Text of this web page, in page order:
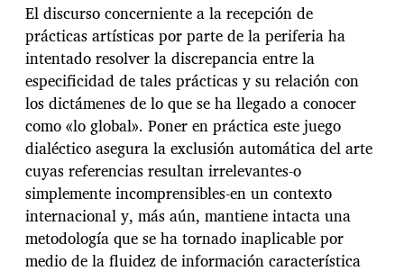
El discurso concerniente a la recepción de
prácticas artísticas por parte de la periferia ha
intentado resolver la discrepancia entre la
especificidad de tales prácticas y su relación con
los dictámenes de lo que se ha llegado a conocer
como «lo global». Poner en práctica este juego
dialéctico asegura la exclusión automática del arte
cuyas referencias resultan irrelevantes-o
simplemente incomprensibles-en un contexto
internacional y, más aún, mantiene intacta una
metodología que se ha tornado inaplicable por
medio de la fluidez de información característica